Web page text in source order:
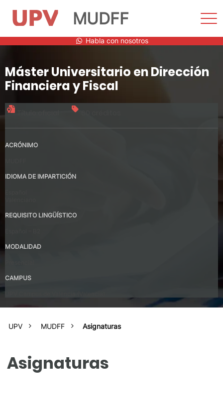
MUDFF
Habla con nosotros
Máster Universitario en Dirección
Financiera y Fiscal
ACRÓNIMO
IDIOMA DE IMPARTICIÓN
REQUISITO LINGÜÍSTICO
MODALIDAD
CAMPUS
UPV MUDFF Asignaturas
Asignaturas